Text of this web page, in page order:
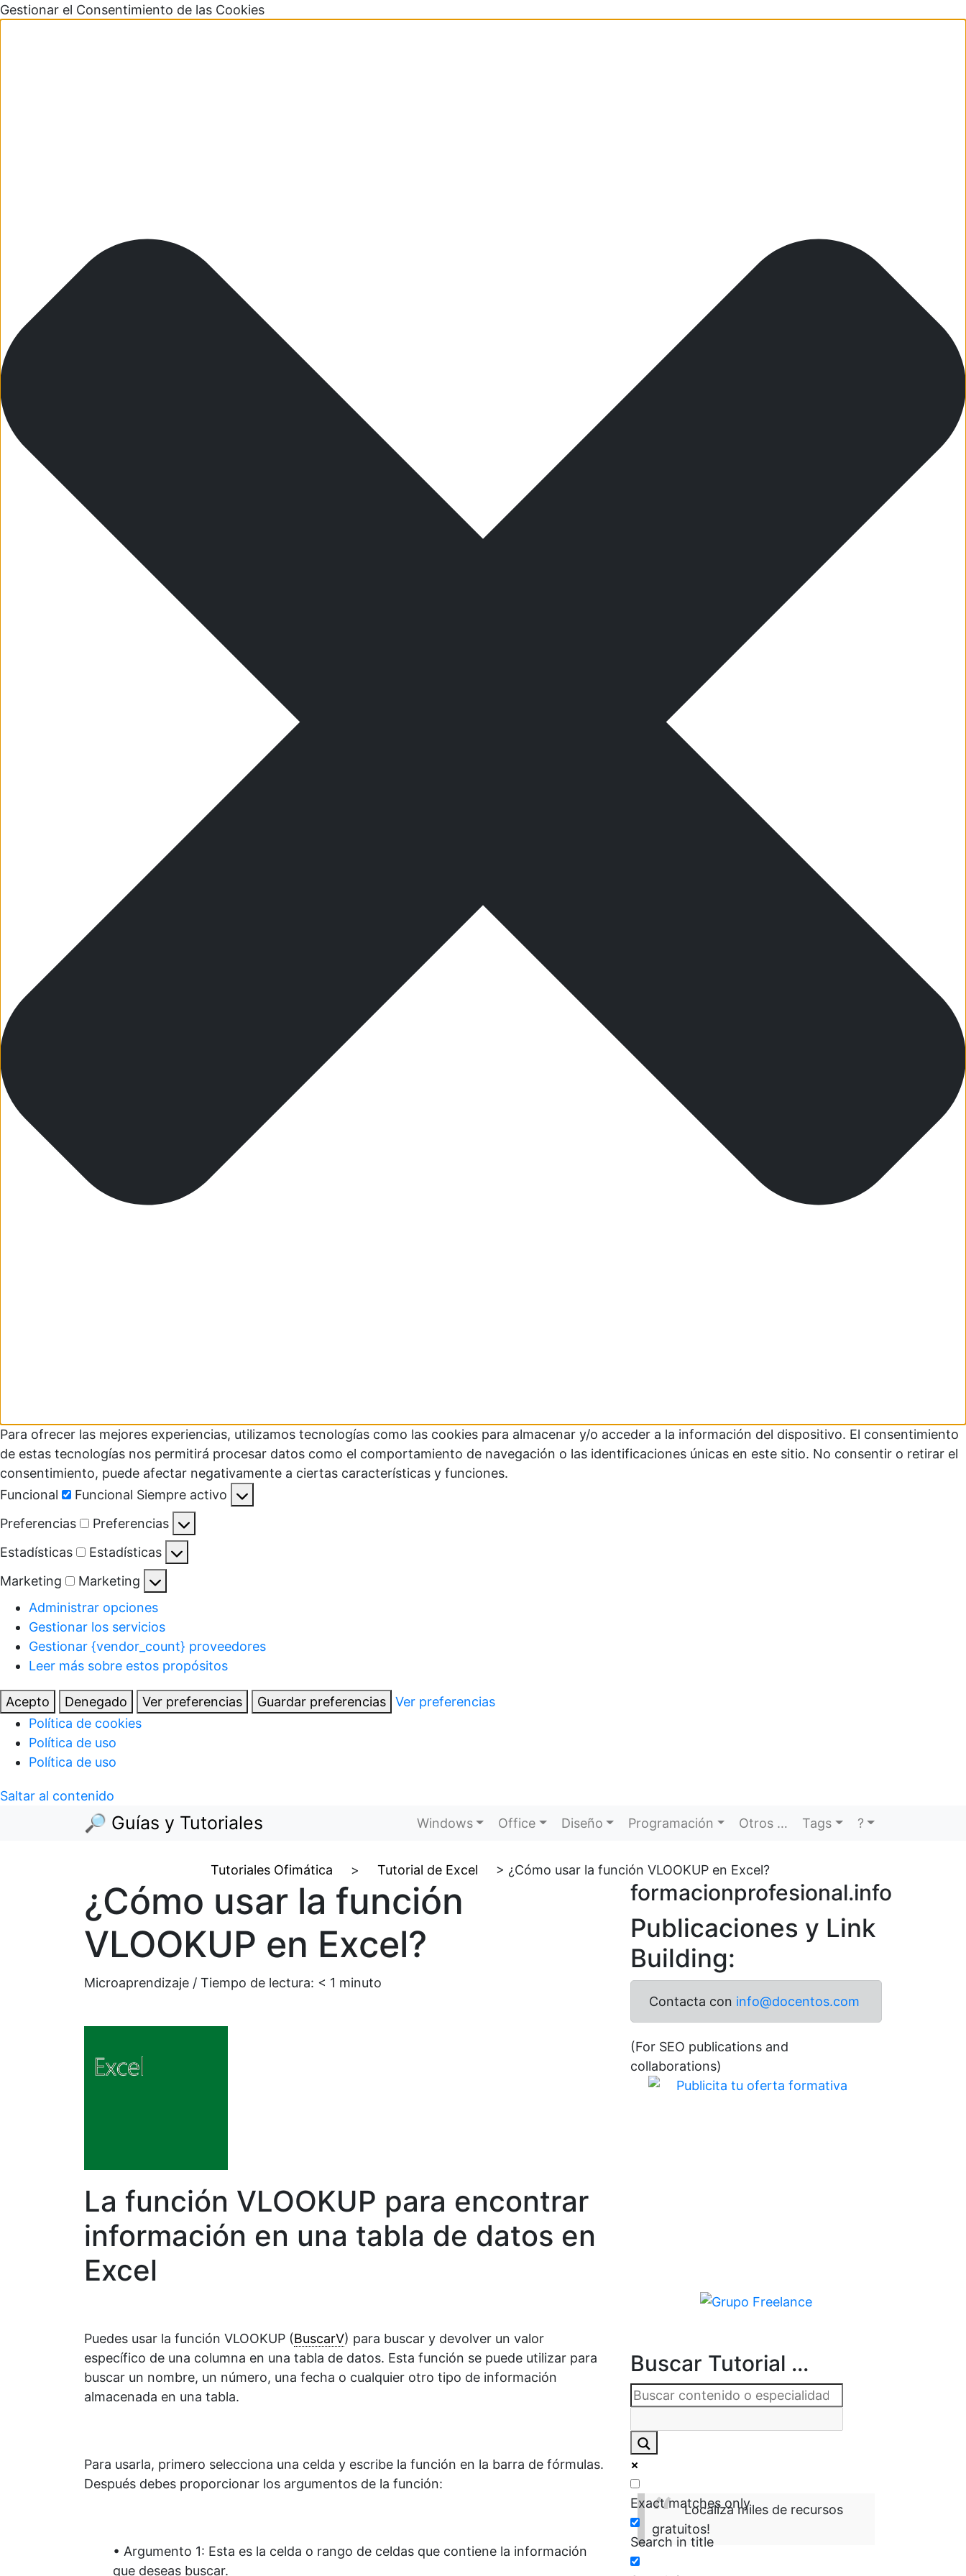
Gestionar el Consentimiento de las Cookies
Para ofrecer las mejores experiencias, utilizamos tecnologías como las cookies para almacenar y/o acceder a la información del dispositivo. El consentimiento
de estas tecnologías nos permitirá procesar datos como el comportamiento de navegación o las identificaciones únicas en este sitio. No consentir o retirar el
consentimiento, puede afectar negativamente a ciertas características y funciones.
Funcional
Funcional Siempre activo
Preferencias
Preferencias
Estadísticas
Estadísticas
Marketing
Marketing
Administrar opciones
Gestionar los servicios
Gestionar {vendor_count} proveedores
Leer más sobre estos propósitos
Acepto Denegado Ver preferencias Guardar preferencias
Ver preferencias
Política de cookies
Política de uso
Política de uso
Saltar al contenido
🔎 Guías y Tutoriales Windows Office Diseño Programación Otros … Tags ?
Tutoriales Ofimática > Tutorial de Excel > ¿Cómo usar la función VLOOKUP en Excel?
¿Cómo usar la función
VLOOKUP en Excel?
Microaprendizaje / Tiempo de lectura: < 1 minuto
La función VLOOKUP para encontrar
información en una tabla de datos en
Excel
Puedes usar la función VLOOKUP (BuscarV) para buscar y devolver un valor
específico de una columna en una tabla de datos. Esta función se puede utilizar para
buscar un nombre, un número, una fecha o cualquier otro tipo de información
almacenada en una tabla.
Para usarla, primero selecciona una celda y escribe la función en la barra de fórmulas.
Después debes proporcionar los argumentos de la función:
• Argumento 1: Esta es la celda o rango de celdas que contiene la información
que deseas buscar.
formacionprofesional.info
Publicaciones y Link
Building:
Contacta con info@docentos.com
(For SEO publications and
collaborations)
Buscar Tutorial ...
Exact matches only
Search in title
Localiza miles de recursos
gratuitos!